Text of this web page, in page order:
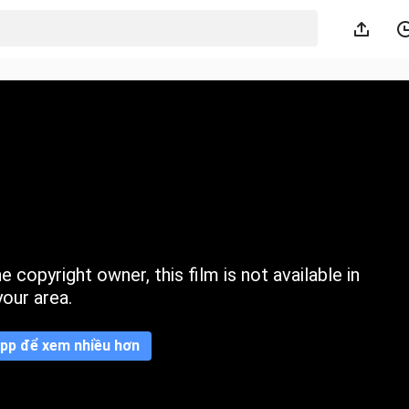
copyright owner, this film is not available in
area.
để xem nhiều hơn